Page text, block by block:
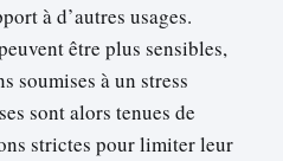
à d’autres usages.
être plus sensibles,
soumises à un stress
sont alors tenues de
strictes pour limiter leur